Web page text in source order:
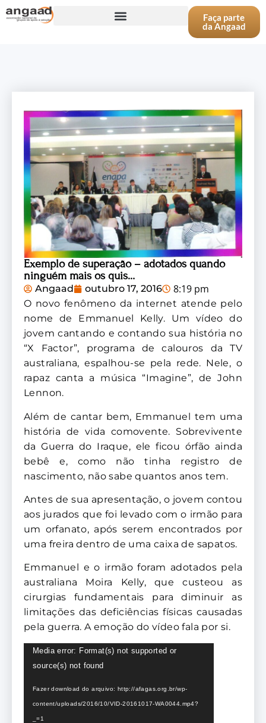
Faça parte
da Angaad
Exemplo de superação – adotados quando
ninguém mais os quis…
Angaad outubro 17, 2016 8:19 pm
O novo fenômeno da internet atende pelo
nome de Emmanuel Kelly. Um vídeo do
jovem cantando e contando sua história no
“X Factor”, programa de calouros da TV
australiana, espalhou-se pela rede. Nele, o
rapaz canta a música “Imagine”, de John
Lennon.
Além de cantar bem, Emmanuel tem uma
história de vida comovente. Sobrevivente
da Guerra do Iraque, ele ficou órfão ainda
bebê e, como não tinha registro de
nascimento, não sabe quantos anos tem.
Antes de sua apresentação, o jovem contou
aos jurados que foi levado com o irmão para
um orfanato, após serem encontrados por
uma freira dentro de uma caixa de sapatos.
Emmanuel e o irmão foram adotados pela
australiana Moira Kelly, que custeou as
cirurgias fundamentais para diminuir as
limitações das deficiências físicas causadas
pela guerra. A emoção do vídeo fala por si.
Tocador
de
Media error: Format(s) not supported or
source(s) not found
Fazer download do arquivo: http://afagas.org.br/wp-
content/uploads/2016/10/VID-20161017-WA0044.mp4?
_=1